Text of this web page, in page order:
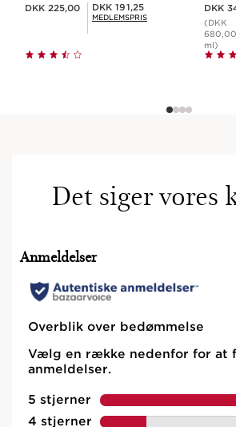
DKK 225,00 Medlemspris DKK 191,25
DKK 191,25
MEDLEMSPRIS
DKK
(DKK
ml)
Det siger vores